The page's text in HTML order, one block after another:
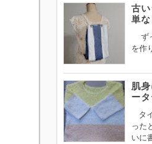
古
単
ず
を作
肌
ー
タ
った
いに